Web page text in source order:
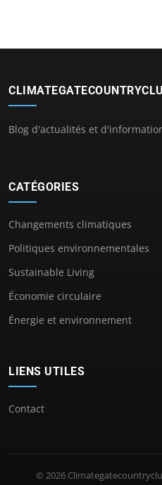
Blog d'actualités et
CATÉGORIES
Changements climatiques
Politiques environnementales
Sustainable Living
Économie circulaire
Énergie et environnement
LIENS UTILES
Contact
© 2026